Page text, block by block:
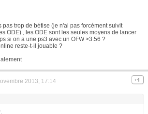
pas trop de bétise (je n'ai pas forcément suivit
ODE) , les ODE sont les seules moyens de lancer
si on a une ps3 avec un OFW >3.56 ?
reste-t-il jouable ?
2013, 17:14